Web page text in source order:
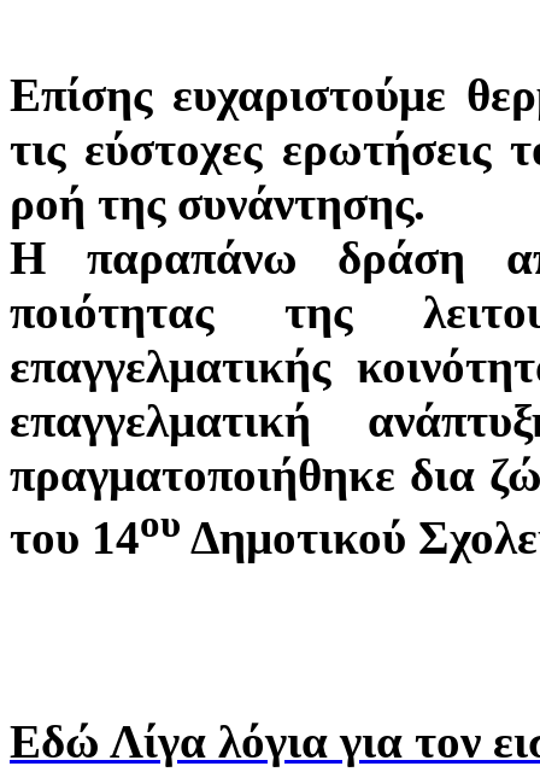
Επίσης ευχαριστούμε
τις εύστοχες ερωτήσεις
ροή της συνάντησης.
Η παραπάνω δράση
ποιότητας της
επαγγελματικής
επαγγελματική
πραγματοποιήθηκε δια
του 14ου Δημοτικού
Εδώ Λίγα λόγια για τον